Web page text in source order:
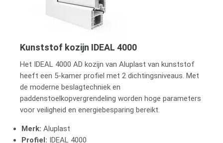
Kunststof kozijn IDEAL 4000
Het IDEAL 4000 AD kozijn van Aluplast van kunststof
heeft een 5-kamer profiel met 2 dichtingsniveaus. Met
de moderne beslagtechniek en
paddenstoelkopvergrendeling worden hoge parameters
voor veiligheid en energiebesparing bereikt.
Merk: Aluplast
Profiel: IDEAL 4000